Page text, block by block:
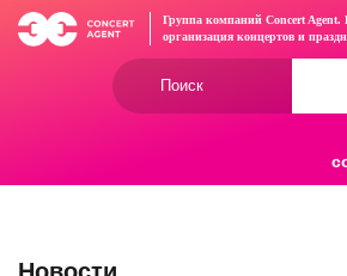
Перейти
Группа компаний Concert Agent.
организация концертов и